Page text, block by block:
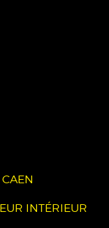
INTÉRIEUR